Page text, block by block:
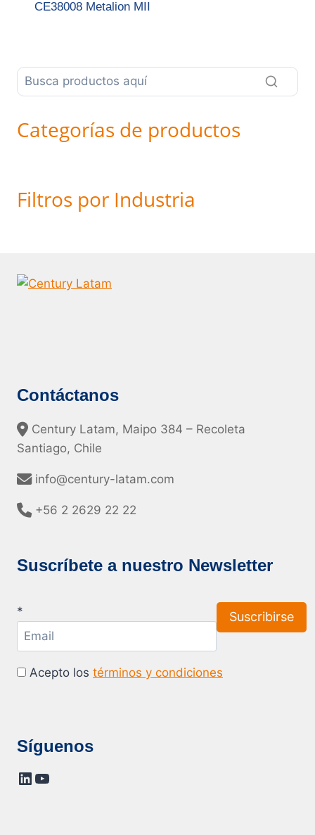
CE38008 Metalion MII
Categorías de productos
Filtros por Industria
Contáctanos
Century Latam, Maipo 384 – Recoleta
Santiago, Chile
info@century-latam.com
+56 2 2629 22 22
Suscríbete a nuestro Newsletter
*
Acepto los términos y condiciones
Síguenos
LinkedIn
YouTube